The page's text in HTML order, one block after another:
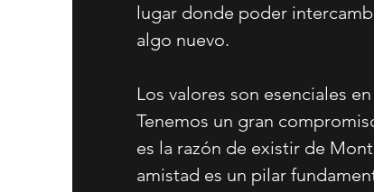
lugar donde poder
algo nuevo.
Los valores son esenciales
Tenemos un gran
es la razón de existir de
amistad es un pilar